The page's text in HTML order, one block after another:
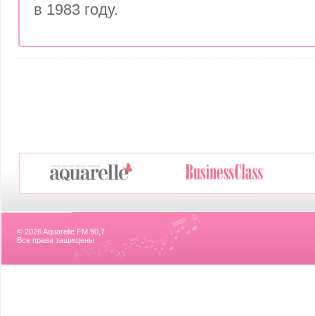
в 1983 году.
© 2026 Aquarelle FM 90,7
Все права защищены